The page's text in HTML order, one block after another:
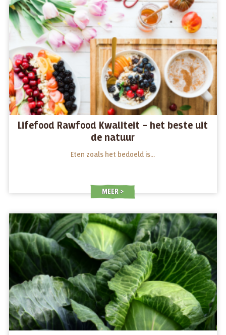
Lifefood Rawfood Kwaliteit – het beste uit
de natuur
Eten zoals het bedoeld is…
MEER